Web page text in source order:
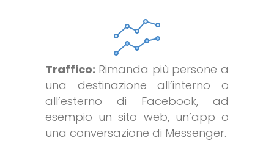
Traffico: Rimanda più persone a
una destinazione all’interno o
all’esterno di Facebook, ad
esempio un sito web, un’app o
una conversazione di Messenger.